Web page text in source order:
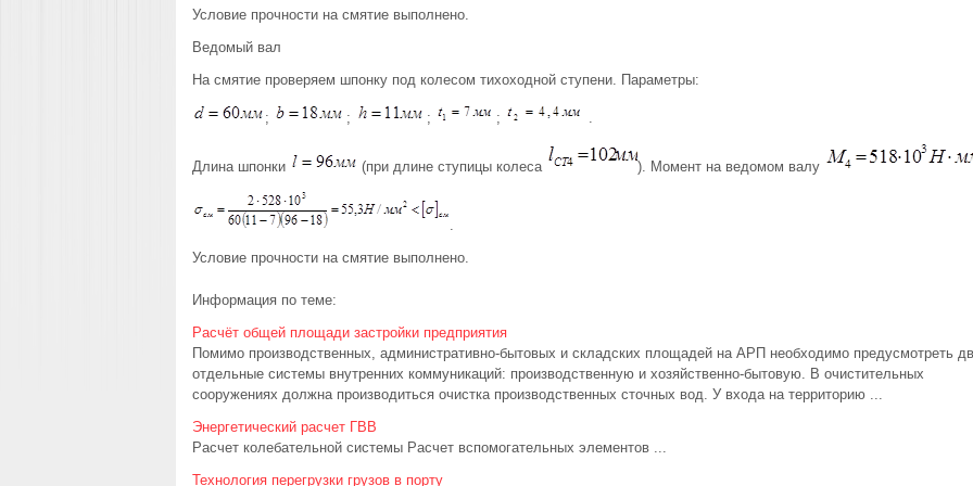
Условие прочности на смятие выполнено.
Ведомый вал
На смятие проверяем шпонку под колесом тихоходной ступени. Параметры:
; ; ; ; .
Длина шпонки (при длине ступицы колеса ). Момент на ведомом валу
.
Условие прочности на смятие выполнено.
Информация по теме:
Расчёт общей площади застройки предприятия
Помимо производственных, административно-бытовых и складских площадей на АРП необходимо предусмотреть
отдельные системы внутренних коммуникаций: производственную и хозяйственно-бытовую. В очистительных
сооружениях должна производиться очистка производственных сточных вод. У входа на территорию ...
Энергетический расчет ГВВ
Расчет колебательной системы Расчет вспомогательных элементов ...
Технология перегрузки грузов в порту